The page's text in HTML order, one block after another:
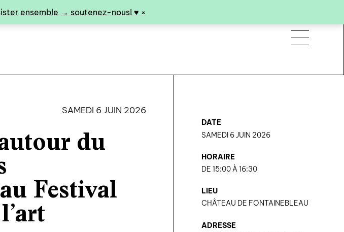
ensemble → soutenez-nous! ♥︎ ×
0
↓
SAMEDI 6 JUIN 2026
du
Festival
DATE
SAMEDI 6 JUIN 2026
HORAIRE
DE 15:00 À 16:30
LIEU
CHÂTEAU DE FONTAINEBLEAU
ADRESSE